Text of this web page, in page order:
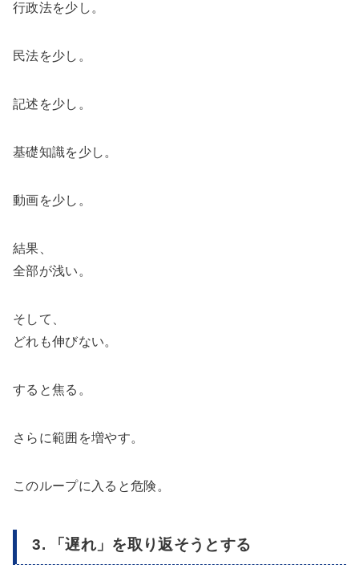
行政法を少し。
民法を少し。
記述を少し。
基礎知識を少し。
動画を少し。
結果、
全部が浅い。
そして、
どれも伸びない。
すると焦る。
さらに範囲を増やす。
このループに入ると危険。
3. 「遅れ」を取り返そうとする